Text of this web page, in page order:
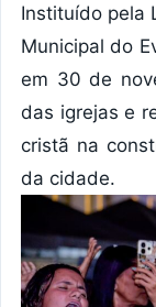
Instituído pela
Municipal do
em 30 de
das igrejas e
cristã na
da cidade.